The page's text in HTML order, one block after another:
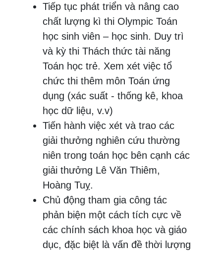
Tiếp tục phát triển và nâng cao
chất lượng kì thi Olympic Toán
học sinh viên – học sinh. Duy trì
và kỳ thi Thách thức tài năng
Toán học trẻ. Xem xét việc tổ
chức thi thêm môn Toán ứng
dụng (xác suất - thống kê, khoa
học dữ liệu, v.v)
Tiến hành việc xét và trao các
giải thưởng nghiên cứu thường
niên trong toán học bên cạnh các
giải thưởng Lê Văn Thiêm,
Hoàng Tuỵ.
Chủ động tham gia công tác
phản biện một cách tích cực về
các chính sách khoa học và giáo
dục, đặc biệt là vấn đề thời lượng